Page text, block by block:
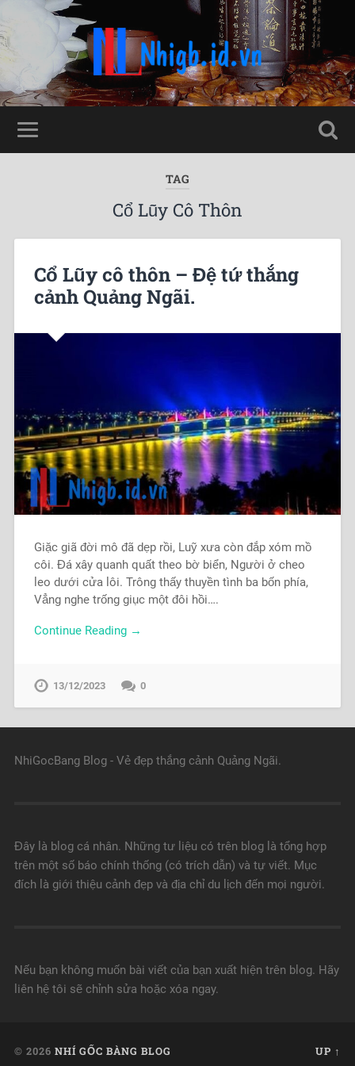
TAG
Cổ Lũy Cô Thôn
Cổ Lũy cô thôn – Đệ tứ thắng
cảnh Quảng Ngãi.
Giặc giã đời mô đã dẹp rồi, Luỹ xưa còn đắp xóm mồ
côi. Đá xây quanh quất theo bờ biển, Người ở cheo
leo dưới cửa lôi. Trông thấy thuyền tình ba bốn phía,
Vẳng nghe trống giục một đôi hồi….
Continue Reading →
13/12/2023 0
NhiGocBang Blog - Vẻ đẹp thắng cảnh Quảng Ngãi.
Đây là blog cá nhân. Những tư liệu có trên blog là tổng hợp
trên một số báo chính thống (có trích dẫn) và tự viết. Mục
đích là giới thiệu cảnh đẹp và địa chỉ du lịch đến mọi người.
Nếu bạn không muốn bài viết của bạn xuất hiện trên blog. Hãy
liên hệ tôi sẽ chỉnh sửa hoặc xóa ngay.
© 2026 NHÍ GỐC BÀNG BLOG UP ↑